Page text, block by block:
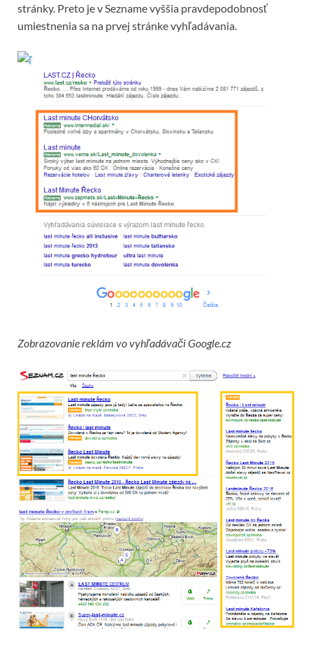
stránky. Preto je v Sezname vyššia pravdepodobnosť
umiestnenia sa na prvej stránke vyhľadávania.
Zobrazovanie reklám vo vyhľadávači Google.cz